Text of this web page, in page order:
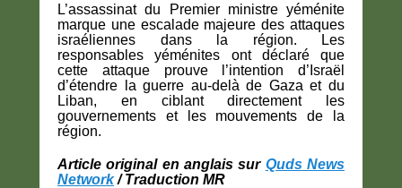
L’assassinat du Premier ministre yéménite
marque une escalade majeure des attaques
israéliennes dans la région. Les
responsables yéménites ont déclaré que
cette attaque prouve l’intention d’Israël
d’étendre la guerre au-delà de Gaza et du
Liban, en ciblant directement les
gouvernements et les mouvements de la
région.
Article original en anglais sur Quds News
Network/ Traduction MR